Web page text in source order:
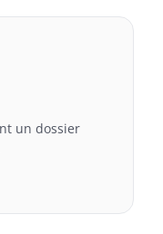
un dossier